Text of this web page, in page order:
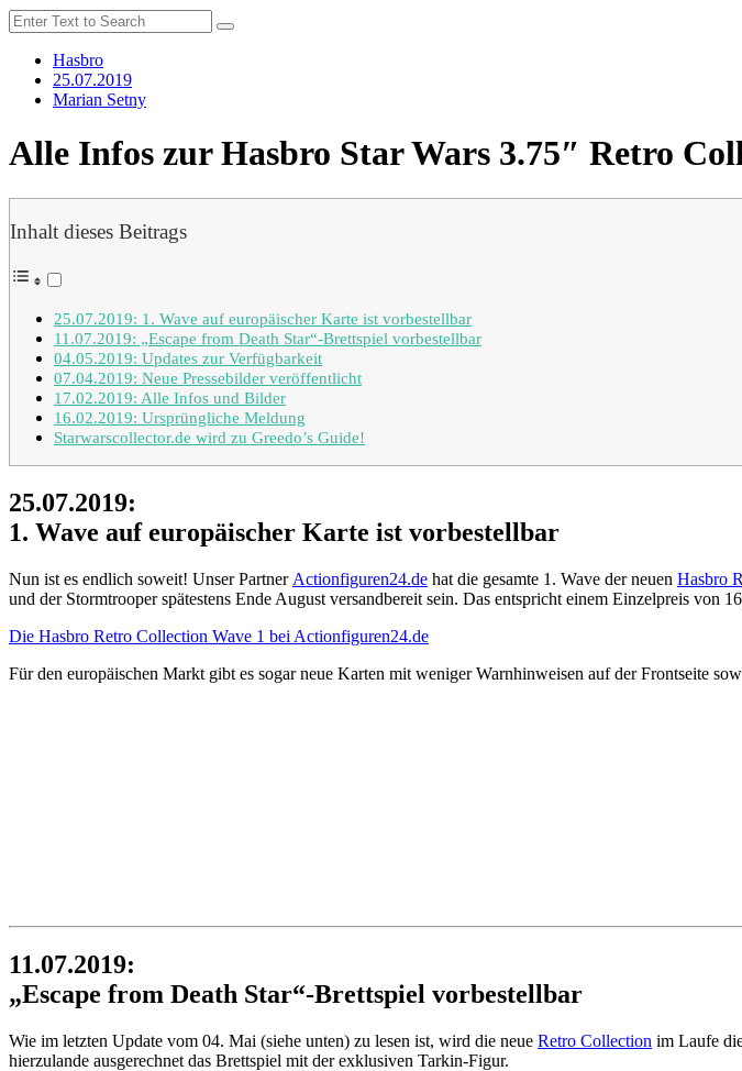
Hasbro
25.07.2019
Marian Setny
Alle Infos zur Hasbro Star Wars 3.75″ Retro
Inhalt dieses Beitrags
25.07.2019: 1. Wave auf europäischer Karte ist vorbestellbar
11.07.2019: „Escape from Death Star“-Brettspiel vorbestellbar
04.05.2019: Updates zur Verfügbarkeit
07.04.2019: Neue Pressebilder veröffentlicht
17.02.2019: Alle Infos und Bilder
16.02.2019: Ursprüngliche Meldung
Starwarscollector.de wird zu Greedo’s Guide!
25.07.2019:
1. Wave auf europäischer Karte ist vorbestellbar
Nun ist es endlich soweit! Unser Partner Actionfiguren24.de hat die gesamte 1. Wave der neuen Hasbro
und der Stormtrooper spätestens Ende August versandbereit sein. Das entspricht einem Einzelpreis von
Die Hasbro Retro Collection Wave 1 bei Actionfiguren24.de
Für den europäischen Markt gibt es sogar neue Karten mit weniger Warnhinweisen auf der Frontseite
11.07.2019:
„Escape from Death Star“-Brettspiel vorbestellbar
Wie im letzten Update vom 04. Mai (siehe unten) zu lesen ist, wird die neue Retro Collection im Laufe
hierzulande ausgerechnet das Brettspiel mit der exklusiven Tarkin-Figur.